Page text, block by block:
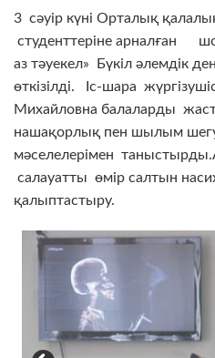
3 сәуір күні Орталық
студенттеріне арналған
аз тәуекел» Бүкіл әлемдік
өткізілді. Іс-шара
Михайловна балаларды
нашақорлық пен шылым
мәселелерімен
салауатты өмір салтын
қалыптастыру.